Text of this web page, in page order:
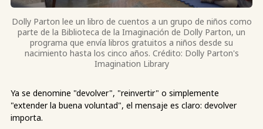
Dolly Parton lee un libro de cuentos a un grupo de niños como
parte de la Biblioteca de la Imaginación de Dolly Parton, un
programa que envía libros gratuitos a niños desde su
nacimiento hasta los cinco años. Crédito: Dolly Parton's
Imagination Library
Ya se denomine "devolver", "reinvertir" o simplemente
"extender la buena voluntad", el mensaje es claro: devolver
importa.